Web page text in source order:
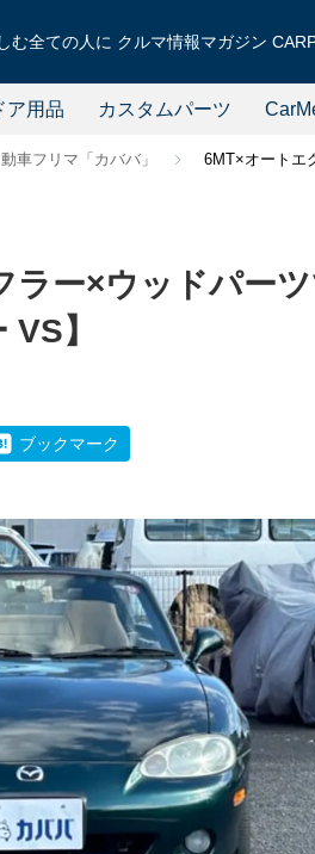
む全ての人に クルマ情報マガジン
ア用品 カスタムパーツ
車フリマ「カババ」 6MT×オートエ
ラー×ウッドパー
】
ブックマーク